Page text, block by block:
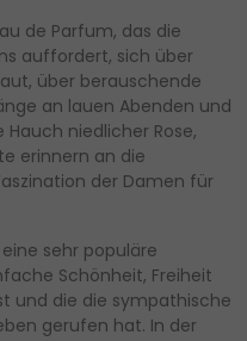
de Parfum, das die
auffordert, sich über
über berauschende
an lauen Abenden und
niedlicher Rose,
erinnern an die
der Damen für
sehr populäre
Schönheit, Freiheit
und die die sympathische
gerufen hat. In der